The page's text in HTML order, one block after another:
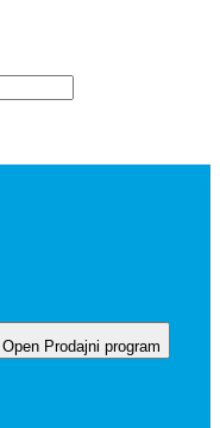
Open Prodajni program